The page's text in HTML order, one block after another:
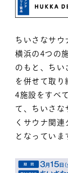
ちいさなサウ
横浜の4つの
のもと、ちい
を併せて取り
4施設をすべ
て、ちいさな
くサウナ関
となっていま